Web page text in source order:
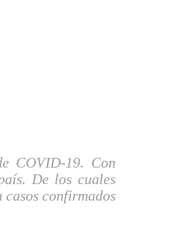
COVID-19. Con
De los cuales
casos confirmados